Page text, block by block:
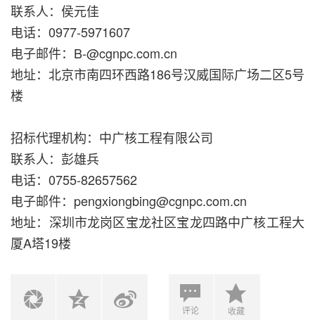
联系人：侯元佳
电话：0977-5971607
电子邮件：B-@cgnpc.com.cn
地址：北京市南四环西路186号汉威国际广场二区5号
楼
招标代理机构：中广核工程有限公司
联系人：彭雄兵
电话：0755-82657562
电子邮件：pengxiongbing@cgnpc.com.cn
地址：深圳市龙岗区宝龙社区宝龙四路中广核工程大
厦A塔19楼
评论 收藏